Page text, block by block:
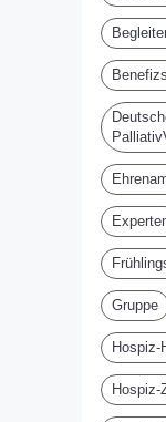
Gruppe
Hospiz-
Hospiz-